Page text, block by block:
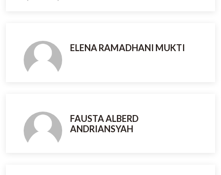
ELENA RAMADHANI MUKTI
FAUSTA ALBERD
ANDRIANSYAH